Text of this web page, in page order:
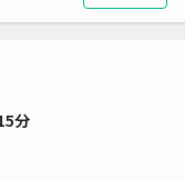
分